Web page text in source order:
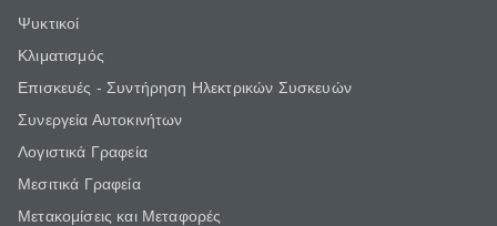
Ψυκτικοί
Κλιματισμός
Επισκευές - Συντήρηση Ηλεκτρικών Συσκευών
Συνεργεία Αυτοκινήτων
Λογιστικά Γραφεία
Μεσιτικά Γραφεία
Μετακομίσεις και Μεταφορές